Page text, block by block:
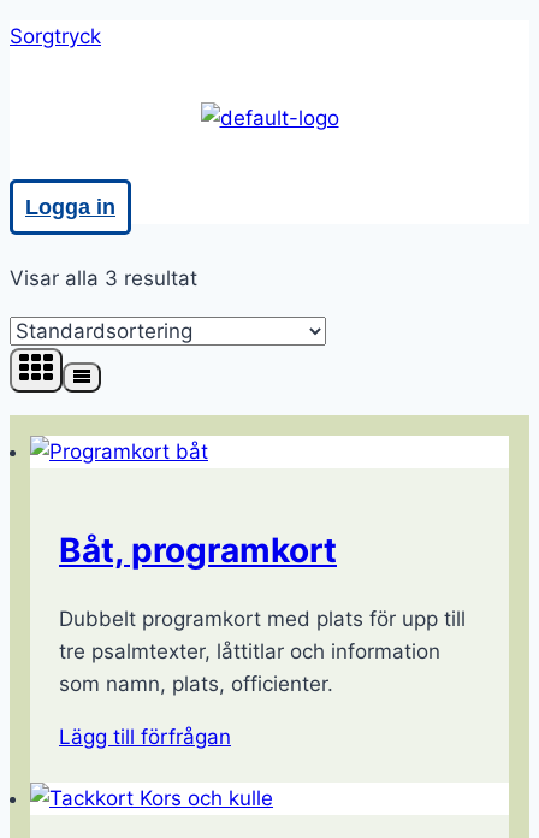
Skip
Sorgtryck
Logga in
Visar alla 3 resultat
Båt, programkort
Dubbelt programkort med plats för upp till
tre psalmtexter, låttitlar och information
som namn, plats, officienter.
Lägg till förfrågan